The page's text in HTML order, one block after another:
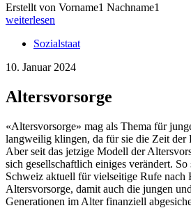
Erstellt von Vorname1 Nachname1
weiterlesen
Sozialstaat
10. Januar 2024
Altersvorsorge
«Altersvorsorge» mag als Thema für
langweilig klingen, da für sie die Zeit der
Aber seit das jetzige Modell der
sich gesellschaftlich einiges verändert.
Schweiz aktuell für vielseitige Rufe nach
Altersvorsorge, damit auch die jungen
Generationen im Alter finanziell